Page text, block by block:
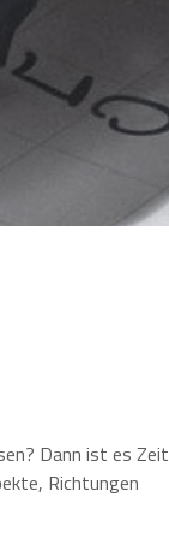
Dann ist es Zeit
Richtungen